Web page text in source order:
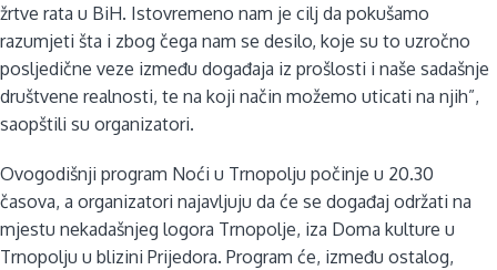
žrtve rata u BiH. Istovremeno nam je cilj da pokušamo
razumjeti šta i zbog čega nam se desilo, koje su to uzročno
posljedične veze između događaja iz prošlosti i naše sadašnje
društvene realnosti, te na koji način možemo uticati na njih”,
saopštili su organizatori.
Ovogodišnji program Noći u Trnopolju počinje u 20.30
časova, a organizatori najavljuju da će se događaj održati na
mjestu nekadašnjeg logora Trnopolje, iza Doma kulture u
Trnopolju u blizini Prijedora. Program će, između ostalog,